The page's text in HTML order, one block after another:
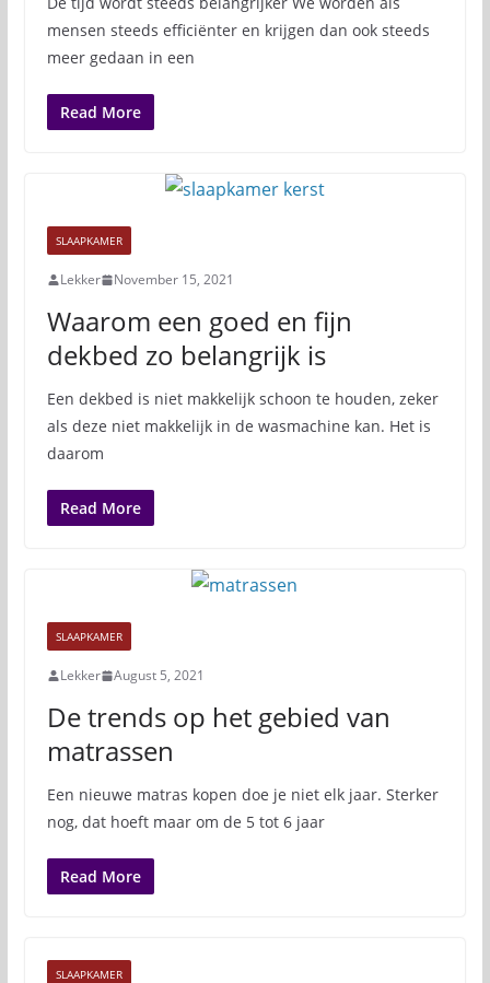
mensen steeds efficiënter en krijgen dan ook steeds
meer gedaan in een
Read More
SLAAPKAMER
Lekker November 15, 2021
Waarom een goed en fijn
dekbed zo belangrijk is
Een dekbed is niet makkelijk schoon te houden, zeker
als deze niet makkelijk in de wasmachine kan. Het is
daarom
Read More
SLAAPKAMER
Lekker August 5, 2021
De trends op het gebied van
matrassen
Een nieuwe matras kopen doe je niet elk jaar. Sterker
nog, dat hoeft maar om de 5 tot 6 jaar
Read More
SLAAPKAMER